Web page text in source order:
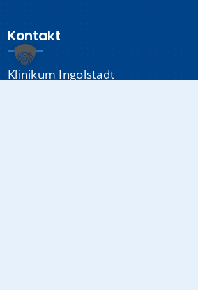
Kontakt
Klinikum Ingolstadt